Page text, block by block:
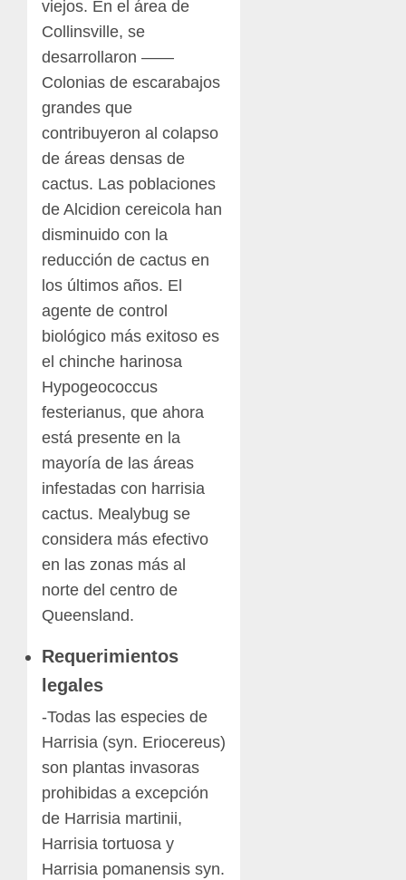
viejos. En el área de
Collinsville, se
desarrollaron ——
Colonias de escarabajos
grandes que
contribuyeron al colapso
de áreas densas de
cactus. Las poblaciones
de Alcidion cereicola han
disminuido con la
reducción de cactus en
los últimos años. El
agente de control
biológico más exitoso es
el chinche harinosa
Hypogeococcus
festerianus, que ahora
está presente en la
mayoría de las áreas
infestadas con harrisia
cactus. Mealybug se
considera más efectivo
en las zonas más al
norte del centro de
Queensland.
Requerimientos
legales
-Todas las especies de
Harrisia (syn. Eriocereus)
son plantas invasoras
prohibidas a excepción
de Harrisia martinii,
Harrisia tortuosa y
Harrisia pomanensis syn.